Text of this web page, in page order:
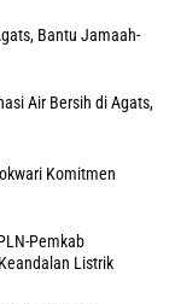
Air Bersih di Agats,
Pemkab
Listrik